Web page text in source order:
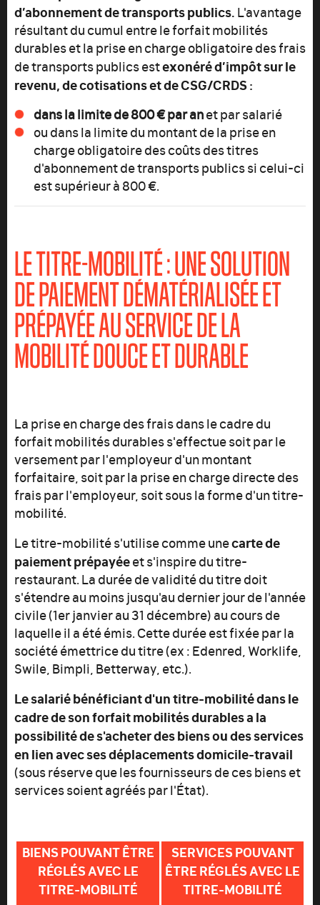
d’abonnement de transports publics.L'avantage
résultant du cumul entre le forfait mobilités
durables et la prise en charge obligatoire des frais
de transports publics estexonéré d’impôt sur le
revenu, de cotisations et de CSG/CRDS :
dans la limite de 800 € par anet par salarié
ou dans la limite du montant de la prise en
charge obligatoire des coûts des titres
d'abonnement de transports publics si celui-ci
est supérieur à 800 €.
LE TITRE-MOBILITÉ : UNE SOLUTION
DE PAIEMENT DÉMATÉRIALISÉE ET
PRÉPAYÉE AU SERVICE DE LA
MOBILITÉ DOUCE ET DURABLE
La prise en charge des frais dans le cadre du
forfait mobilités durables s'effectue soit par le
versement par l'employeur d'un montant
forfaitaire, soit par la prise en charge directe des
frais par l'employeur, soit sous la forme d'un titre-
mobilité.
Le titre-mobilité s'utilise comme unecarte de
paiement prépayéeet s'inspire du titre-
restaurant. La durée de validité du titre doit
s'étendre au moins jusqu'au dernier jour de l'année
civile (1er janvier au 31 décembre) au cours de
laquelle il a été émis. Cette durée est fixée par la
société émettrice du titre (ex : Edenred, Worklife,
Swile, Bimpli, Betterway, etc.).
Le salarié bénéficiant d'un titre-mobilité dans le
cadre de son forfait mobilités durables a la
possibilité de s'acheter des biens ou des services
en lien avec ses déplacements domicile-travail
(sous réserve que les fournisseurs de ces biens et
services soient agréés par l'État).
BIENS POUVANT ÊTRE
RÉGLÉS AVEC LE
TITRE-MOBILITÉ
SERVICES POUVANT
ÊTRE RÉGLÉS AVEC LE
TITRE-MOBILITÉ